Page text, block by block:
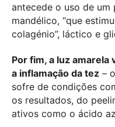
antecede o uso de
mandélico, “que
colagénio”, láctico e
Por fim, a luz
a inflamação da tez –
sofre de condições
os resultados, do
ativos como o ácido